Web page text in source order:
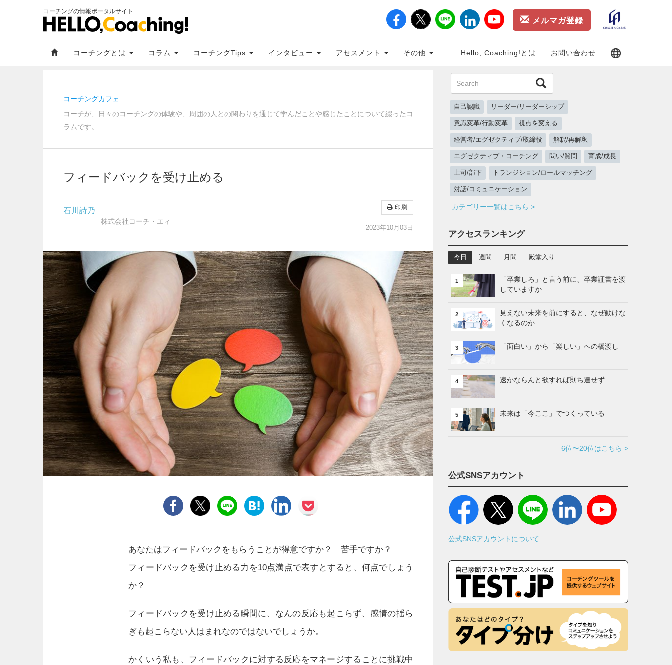
コーチングの情報ポータルサイト
メルマガ登録
コーチングとは コラム コーチングTips インタビュー アセスメント その他 Hello, Coaching!とは お問い合わせ
コーチングカフェ
コーチが、日々のコーチングの体験や、周囲の人との関わりを通じて学んだことや感じたことについて綴ったコ
ラムです。
フィードバックを受け止める
石川詩乃
株式会社コーチ・エィ
印刷
2023年10月03日
あなたはフィードバックをもらうことが得意ですか？ 苦手ですか？
フィードバックを受け止める力を10点満点で表すとすると、何点でしょう
か？
フィードバックを受け止める瞬間に、なんの反応も起こらず、感情の揺ら
ぎも起こらない人はまれなのではないでしょうか。
かくいう私も、フィードバックに対する反応をマネージすることに挑戦中
自己認識 リーダー/リーダーシップ
意識変革/行動変革 視点を変える
経営者/エグゼクティブ/取締役 解釈/再解釈
エグゼクティブ・コーチング 問い/質問 育成/成長
上司/部下 トランジション/ロールマッチング
対話/コミュニケーション
カテゴリー一覧はこちら >
アクセスランキング
今日 週間 月間 殿堂入り
1
「卒業しろ」と言う前に、卒業証書を渡
していますか
2
見えない未来を前にすると、なぜ動けな
くなるのか
3 「面白い」から「楽しい」への橋渡し
4 速かならんと欲すれば則ち達せず
5 未来は「今ここ」でつくっている
6位〜20位はこちら >
公式SNSアカウント
公式SNSアカウントについて